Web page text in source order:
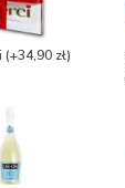
(+34,90 zł)